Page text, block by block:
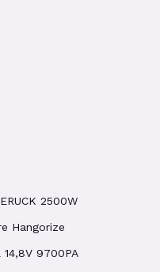
2500W
Hangorize
9700PA